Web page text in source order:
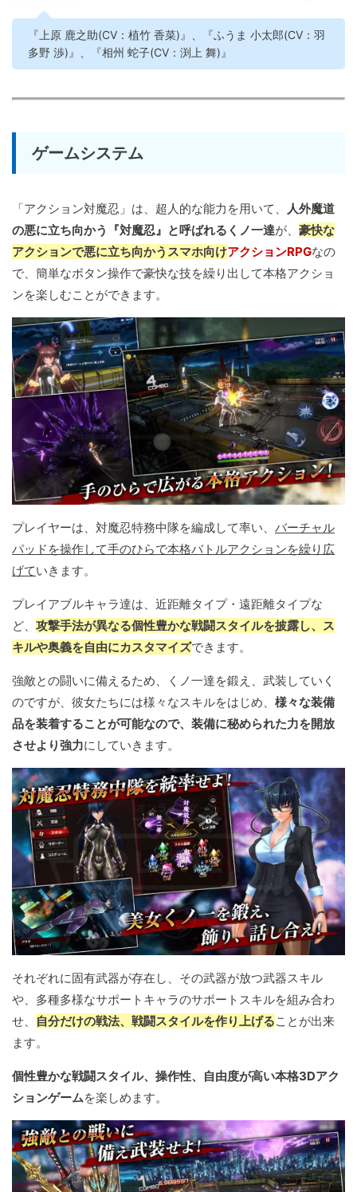
『上原 鹿之助(CV：植竹 香菜)』、『ふうま 小太郎(CV：羽
多野 渉)』、『相州 蛇子(CV：渕上 舞)』
ゲームシステム
「アクション対魔忍」は、超人的な能力を用いて、
人外魔道
の悪に立ち向かう『対魔忍』と呼ばれるくノ一達が、 豪快な
アクションで悪に立ち向かうスマホ向けアクションRPGなの
で、簡単なボタン操作で豪快な技を繰り出して本格アクショ
ンを楽しむことができます。
プレイヤーは、対魔忍特務中隊を編成して率い、 バーチャル
パッドを操作して手のひらで本格バトルアクションを繰り広
げていきます。
プレイアブルキャラ達は、近距離タイプ・遠距離タイプな
ど、 攻撃手法が異なる個性豊かな戦闘スタイルを披露し、ス
キルや奥義を自由にカスタマイズできます。
強敵との闘いに備えるため、くノ一達を鍛え、武装していく
のですが、彼女たちには様々なスキルをはじめ、 様々な装備
品を装着することが可能なので、装備に秘められた力を開放
させより強力にしていきます。
それぞれに固有武器が存在し、その武器が放つ武器スキル
や、多種多様なサポートキャラのサポートスキルを組み合わ
せ、
自分だけの戦法、戦闘スタイルを作り上げることが出来
ます。
個性豊かな戦闘スタイル、操作性、自由度が高い本格3Dアク
ションゲームを楽しめます。